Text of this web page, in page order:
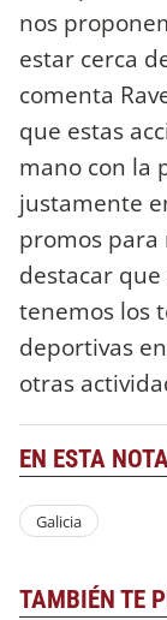
nos
estar cerca
comenta
que estas
mano con la
justamente
promos para
destacar
tenemos los
deportivas
otras
EN ESTA
Galicia
TAMBIÉN TE